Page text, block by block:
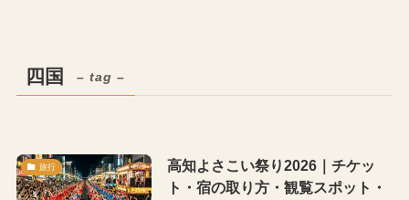
四国 – tag –
旅行
高知よさこい祭り2026｜チケッ
ト・宿の取り方・観覧スポット・